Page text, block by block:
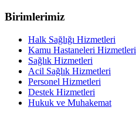
Birimlerimiz
Halk Sağlığı Hizmetleri
Kamu Hastaneleri Hizmetleri
Sağlık Hizmetleri
Acil Sağlık Hizmetleri
Personel Hizmetleri
Destek Hizmetleri
Hukuk ve Muhakemat